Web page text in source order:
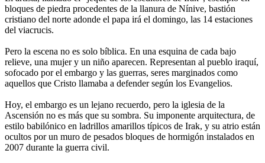
bloques de piedra procedentes de la llanura de Nínive, bastión
cristiano del norte adonde el papa irá el domingo, las 14 estaciones
del viacrucis.
Pero la escena no es solo bíblica. En una esquina de cada bajo
relieve, una mujer y un niño aparecen. Representan al pueblo iraquí,
sofocado por el embargo y las guerras, seres marginados como
aquellos que Cristo llamaba a defender según los Evangelios.
Hoy, el embargo es un lejano recuerdo, pero la iglesia de la
Ascensión no es más que su sombra. Su imponente arquitectura, de
estilo babilónico en ladrillos amarillos típicos de Irak, y su atrio están
ocultos por un muro de pesados bloques de hormigón instalados en
2007 durante la guerra civil.